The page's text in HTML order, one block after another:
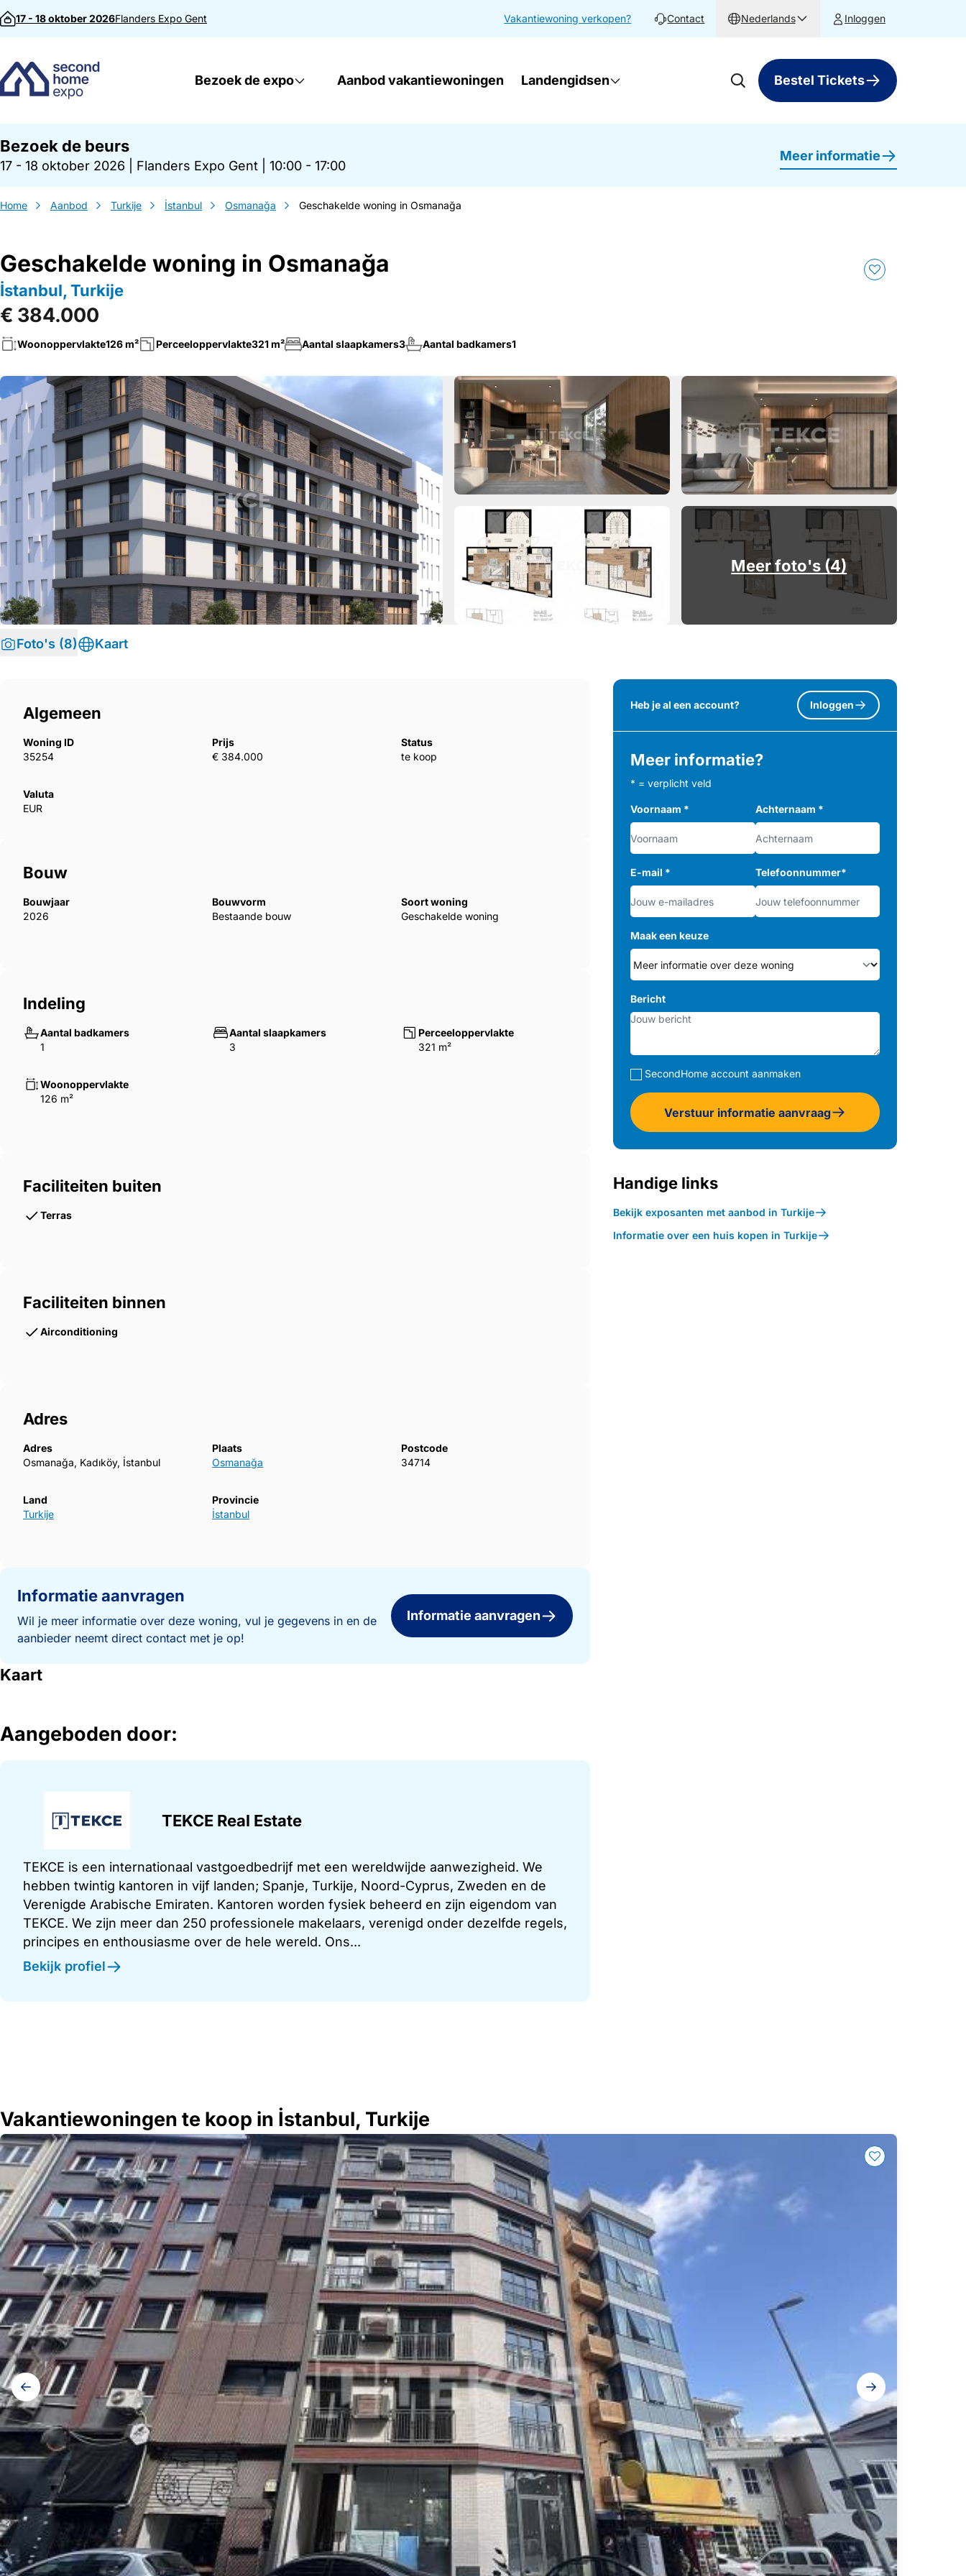
Direct naar inhoud
17 - 18 oktober 2026Flanders Expo Gent Vakantiewoning verkopen? Contact Nederlands Inloggen
Bezoek de expo Aanbod vakantiewoningen Landengidsen Bestel Tickets
Bezoek de beurs
17 - 18 oktober 2026 Flanders Expo Gent 10:00 - 17:00
Meer informatie
Home Aanbod Turkije İstanbul Osmanağa Geschakelde woning in Osmanağa
Geschakelde woning in Osmanağa
İstanbul, Turkije
€ 384.000
Woonoppervlakte126 m² Perceeloppervlakte321 m² Aantal slaapkamers3 Aantal badkamers1
Meer foto's (4)
Foto's (8) Kaart
Algemeen
Woning ID
35254
Prijs
€ 384.000
Status
te koop
Valuta
EUR
Bouw
Bouwjaar
2026
Bouwvorm
Bestaande bouw
Soort woning
Geschakelde woning
Indeling
Aantal badkamers
1
Aantal slaapkamers
3
Perceeloppervlakte
321 m²
Woonoppervlakte
126 m²
Faciliteiten buiten
Terras
Faciliteiten binnen
Airconditioning
Adres
Adres
Osmanağa, Kadıköy, İstanbul
Plaats
Osmanağa
Postcode
34714
Land
Turkije
Provincie
İstanbul
Informatie aanvragen
Wil je meer informatie over deze woning, vul je gegevens in en de
aanbieder neemt direct contact met je op!
Informatie aanvragen
Kaart
Aangeboden door:
TEKCE Real Estate
TEKCE is een internationaal vastgoedbedrijf met een wereldwijde aanwezigheid. We
hebben twintig kantoren in vijf landen; Spanje, Turkije, Noord-Cyprus, Zweden en de
Verenigde Arabische Emiraten. Kantoren worden fysiek beheerd en zijn eigendom van
TEKCE. We zijn meer dan 250 professionele makelaars, verenigd onder dezelfde regels,
principes en enthousiasme over de hele wereld. Ons...
Bekijk profiel
Heb je al een account? Inloggen
Meer informatie?
* = verplicht veld
Voornaam * Achternaam *
E-mail * Telefoonnummer*
Maak een keuze
Bericht
SecondHome account aanmaken
Verstuur informatie aanvraag
Handige links
Bekijk exposanten met aanbod in Turkije
Informatie over een huis kopen in Turkije
Vakantiewoningen te koop in İstanbul, Turkije
Galerij
navigatie